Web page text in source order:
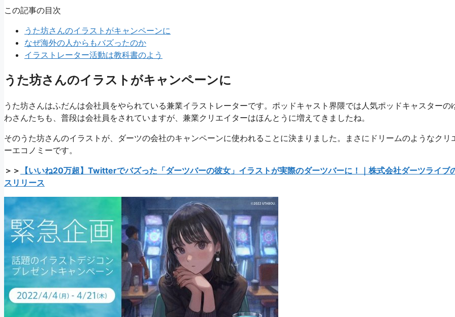
この記事の目次
うた坊さんのイラストがキャンペーンに
なぜ海外の人からもバズったのか
イラストレーター活動は教科書のよう
うた坊さんのイラストがキャンペーンに
うた坊さんはふだんは会社員をやられている兼業イラストレーターです。ポッドキャスト界隈では人気ポッドキャスターの
わさんたちも、普段は会社員をされていますが、兼業クリエイターはほんとうに増えてきましたね。
そのうた坊さんのイラストが、ダーツの会社のキャンペーンに使われることに決まりました。まさにドリームのようなクリ
ーエコノミーです。
＞＞
【いいね20万超】Twitterでバズった「ダーツバーの彼女」イラストが実際のダーツバーに！｜株式会社ダーツライブ
スリリース